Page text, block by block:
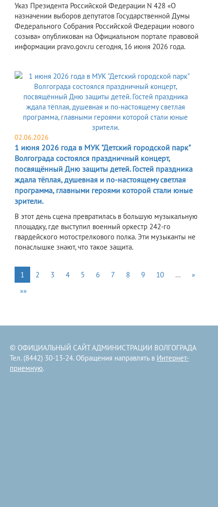
Указ Президента Российской Федерации N 428 «О
назначении выборов депутатов Государственной Думы
Федерального Собрания Российской Федерации нового
созыва» опубликован на Официальном портале правовой
информации pravo.gov.ru сегодня, 16 июня 2026 года.
02.06.2026
1 июня 2026 года в МУК "Детский городской парк"
Волгограда состоялся праздничный концерт,
посвящённый Дню защиты детей. Гостей праздника
ждала тёплая, душевная и по-настоящему светлая
программа, главными героями которой стали юные
зрители.
В этот день сцена превратилась в большую музыкальную
площадку, где выступил военный оркестр 242-го
гвардейского мотострелкового полка. Эти музыканты не
понаслышке знают, что такое защита.
1 2 3 4 5 6 7 8 9 10 …
»
»»
© ОФИЦИАЛЬНЫЙ САЙТ АДМИНИСТРАЦИИ ВОЛГОГРАДА
Тел. (8442) 30-13-24. Обращения направлять в Интернет-
приемную.